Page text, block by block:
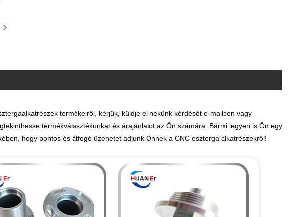
termékeiről, kérjük, küldje el nekünk kérdését e-mailben vagy
termékválasztékunkat és árajánlatot az Ön számára. Bármi legyen is Ön egy
hogy pontos és átfogó üzenetet adjunk Önnek a CNC eszterga alkatrészekről!